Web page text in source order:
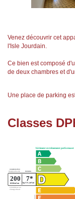
Venez découvrir cet
l'Isle Jourdain.
Ce bien est composé
de deux chambres et
Une place de parking
Classes